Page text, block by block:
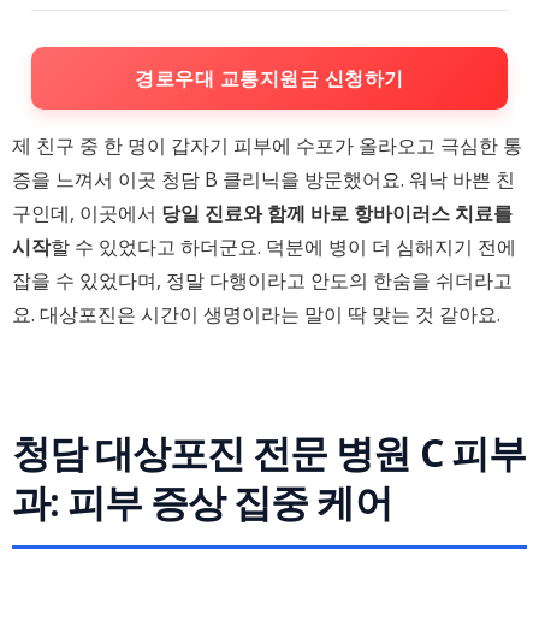
경로우대 교통지원금 신청하기
제 친구 중 한 명이 갑자기 피부에 수포가 올라오고 극심한 통
증을 느껴서 이곳 청담 B 클리닉을 방문했어요. 워낙 바쁜 친
구인데, 이곳에서 당일 진료와 함께 바로 항바이러스 치료를
시작할 수 있었다고 하더군요. 덕분에 병이 더 심해지기 전에
잡을 수 있었다며, 정말 다행이라고 안도의 한숨을 쉬더라고
요. 대상포진은 시간이 생명이라는 말이 딱 맞는 것 같아요.
청담 대상포진 전문 병원 C 피부
과: 피부 증상 집중 케어